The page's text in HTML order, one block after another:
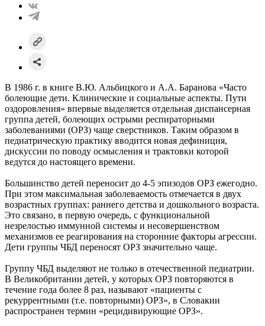
В 1986 г. в книге В.Ю. Альбицкого и А.А. Баранова «Часто
болеющие дети. Клинические и социальные аспекты. Пути
оздоровления» впервые выделяется отдельная диспансерная
группа детей, болеющих острыми респираторными
заболеваниями (ОРЗ) чаще сверстников. Таким образом в
педиатрическую практику вводится новая дефиниция,
дискуссии по поводу осмысления и трактовки которой
ведутся до настоящего времени.
Большинство детей переносит до 4-5 эпизодов ОРЗ ежегодно.
При этом максимальная заболеваемость отмечается в двух
возрастных группах: раннего детства и дошкольного возраста.
Это связано, в первую очередь, с функциональной
незрелостью иммунной системы и несовершенством
механизмов ее реагирования на сторонние факторы агрессии.
Дети группы ЧБД переносят ОРЗ значительно чаще.
Группу ЧБД выделяют не только в отечественной педиатрии.
В Великобритании детей, у которых ОРЗ повторяются в
течение года более 8 раз, называют «пациенты с
рекуррентными (т.е. повторными) ОРЗ», в Словакии
распространен термин «рецидивирующие ОРЗ».